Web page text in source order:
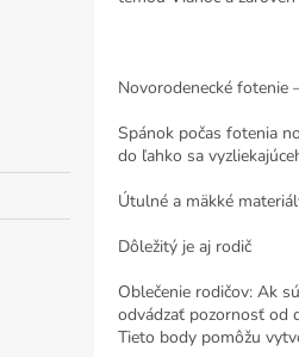
Novorodenecké fotenie
Spánok počas fotenia
do ľahko sa
Útulné a mäkké
Dôležitý je aj rodič
Oblečenie rodičov: Ak
odvádzať pozornosť od
Tieto body pomôžu